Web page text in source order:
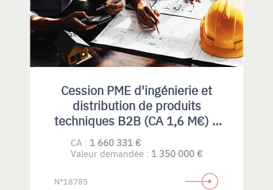
Cession PME d'ingénierie et
distribution de produits
techniques B2B (CA 1,6 M€) –
Rhône-Alpes
CA : 1 660 331 €
Valeur demandée : 1 350 000 €
N°18785